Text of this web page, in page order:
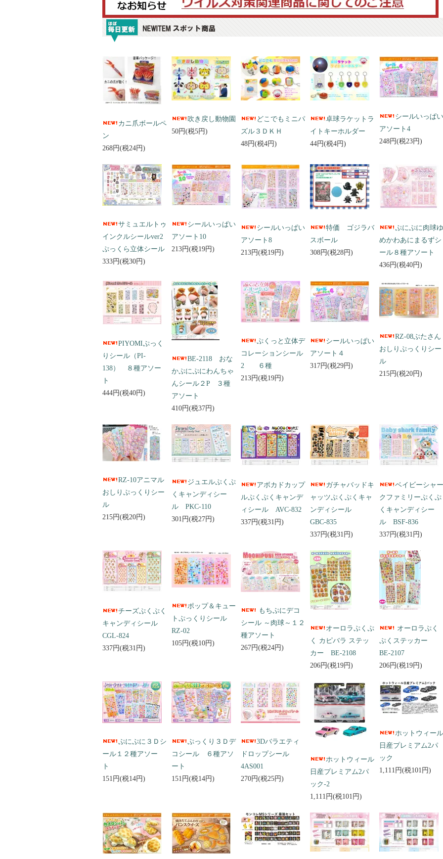
カニ爪ボールペ
ン
268円(税24円)
吹き戻し動物園
50円(税5円)
どこでもミニパ
ズル３ＤＫＨ
48円(税4円)
卓球ラケットラ
イトキーホルダー
44円(税4円)
シールいっぱい
アソート4
248円(税23円)
サミュエルトゥ
インクルシールver2
ぷっくら立体シール
333円(税30円)
シールいっぱい
アソート10
213円(税19円)
シールいっぱい
アソート8
213円(税19円)
特価 ゴジラバ
スボール
308円(税28円)
ぷにぷに肉球ゆ
めかわあにまるずシ
ール８種アソート
436円(税40円)
PIYOMIぷっく
りシール（PI-
138） ８種アソー
ト
444円(税40円)
BE-2118 おな
かぷにぷにわんちゃ
んシール２P ３種
アソート
410円(税37円)
ぷくっと立体デ
コレーションシール
2 ６種
213円(税19円)
シールいっぱい
アソート４
317円(税29円)
RZ-08ぶたさん
おしりぷっくりシー
ル
215円(税20円)
RZ-10アニマル
おしりぷっくりシー
ル
215円(税20円)
ジュエルぷくぷ
くキャンディシー
ル PKC-110
301円(税27円)
アボカドカップ
ルぷくぷくキャンデ
ィシール AVC-832
337円(税31円)
ガチャバッドキ
ャッツぷくぷくキャ
ンディシール
GBC-835
337円(税31円)
ベイビーシャー
クファミリーぷくぷ
くキャンディシー
ル BSF-836
337円(税31円)
チーズぷくぷく
キャンディシール
CGL-824
337円(税31円)
ポップ＆キュー
トぷっくりシール
RZ-02
105円(税10円)
もちぷにデコ
シール ～肉球～１２
種アソート
267円(税24円)
オーロラぷくぷ
く カピバラ ステッ
カー BE-2108
206円(税19円)
オーロラぷく
ぷくステッカー
BE-2107
206円(税19円)
ぷにぷに３Ｄシ
ール１２種アソー
ト
151円(税14円)
ぷっくり３Ｄデ
コシール ６種アソ
ート
151円(税14円)
3Dバラエティ
ドロップシール
4AS001
270円(税25円)
ホットウィール
日産プレミアム2パ
ック-2
1,111円(税101円)
ホットウィール
日産プレミアム2パ
ック
1,111円(税101円)